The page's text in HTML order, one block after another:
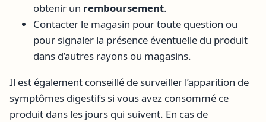
obtenir un remboursement.
Contacter le magasin pour toute question ou
pour signaler la présence éventuelle du produit
dans d’autres rayons ou magasins.
Il est également conseillé de surveiller l’apparition de
symptômes digestifs si vous avez consommé ce
produit dans les jours qui suivent. En cas de